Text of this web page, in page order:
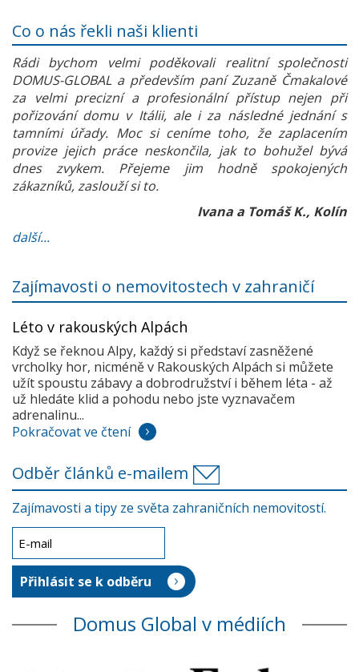
Co o nás řekli naši klienti
Rádi bychom velmi poděkovali realitní společnosti
DOMUS-GLOBAL a především paní Zuzaně Čmakalové
za velmi precizní a profesionální přístup nejen při
pořizování domu v Itálii, ale i za následné jednání s
tamními úřady. Moc si ceníme toho, že zaplacením
provize jejich práce neskončila, jak to bohužel bývá
dnes zvykem. Přejeme jim hodně spokojených
zákazníků, zaslouží si to.
Ivana a Tomáš K., Kolín
další...
Zajímavosti o nemovitostech v zahraničí
Léto v rakouských Alpách
Když se řeknou Alpy, každý si představí zasněžené
vrcholky hor, nicméně v Rakouských Alpách si můžete
užít spoustu zábavy a dobrodružství i během léta - až
už hledáte klid a pohodu nebo jste vyznavačem
adrenalinu...
Pokračovat ve čtení
Odběr článků e-mailem
Zajímavosti a tipy ze světa zahraničních nemovitostí.
Domus Global v médiích